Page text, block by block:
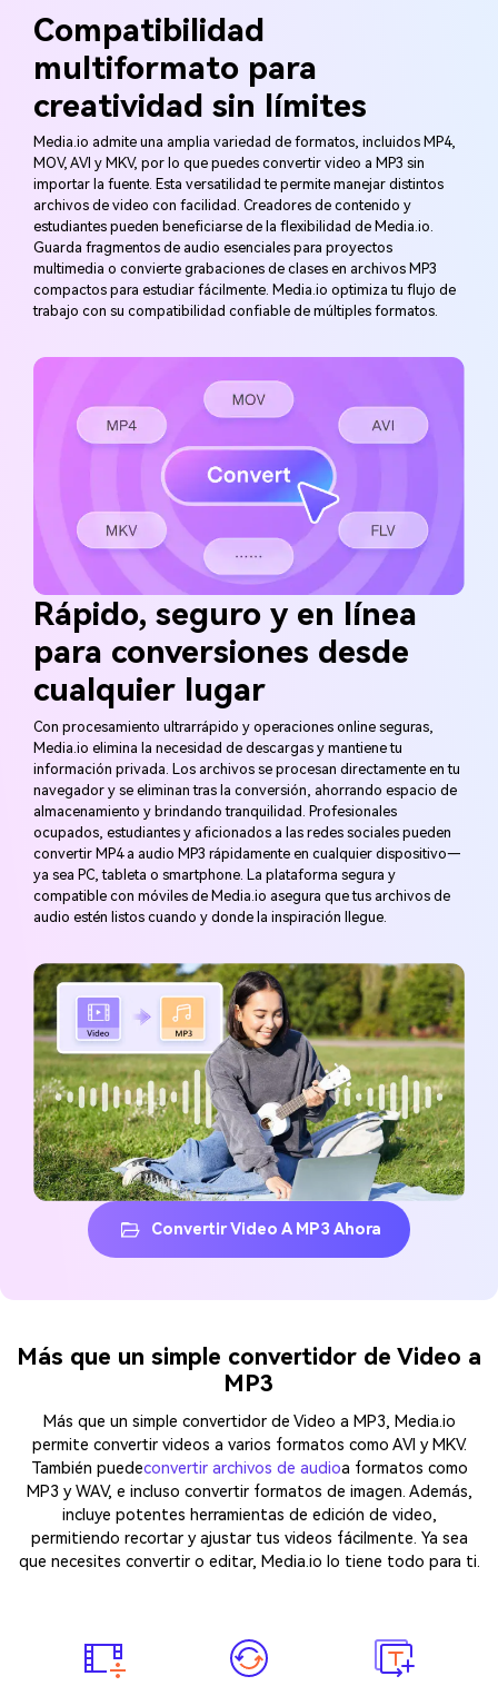
Compatibilidad
multiformato para
creatividad sin límites
Media.io admite una amplia variedad de formatos, incluidos MP4,
MOV, AVI y MKV, por lo que puedes convertir video a MP3 sin
importar la fuente. Esta versatilidad te permite manejar distintos
archivos de video con facilidad. Creadores de contenido y
estudiantes pueden beneficiarse de la flexibilidad de Media.io.
Guarda fragmentos de audio esenciales para proyectos
multimedia o convierte grabaciones de clases en archivos MP3
compactos para estudiar fácilmente. Media.io optimiza tu flujo de
trabajo con su compatibilidad confiable de múltiples formatos.
Rápido, seguro y en línea
para conversiones desde
cualquier lugar
Con procesamiento ultrarrápido y operaciones online seguras,
Media.io elimina la necesidad de descargas y mantiene tu
información privada. Los archivos se procesan directamente en tu
navegador y se eliminan tras la conversión, ahorrando espacio de
almacenamiento y brindando tranquilidad. Profesionales
ocupados, estudiantes y aficionados a las redes sociales pueden
convertir MP4 a audio MP3 rápidamente en cualquier dispositivo—
ya sea PC, tableta o smartphone. La plataforma segura y
compatible con móviles de Media.io asegura que tus archivos de
audio estén listos cuando y donde la inspiración llegue.
Convertir Video A MP3 Ahora
Más que un simple convertidor de Video a
MP3
Más que un simple convertidor de Video a MP3, Media.io
permite convertir videos a varios formatos como AVI y MKV.
También puedeconvertir archivos de audioa formatos como
MP3 y WAV, e incluso convertir formatos de imagen. Además,
incluye potentes herramientas de edición de video,
permitiendo recortar y ajustar tus videos fácilmente. Ya sea
que necesites convertir o editar, Media.io lo tiene todo para ti.